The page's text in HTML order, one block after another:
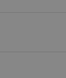
dei siti. Per
sia